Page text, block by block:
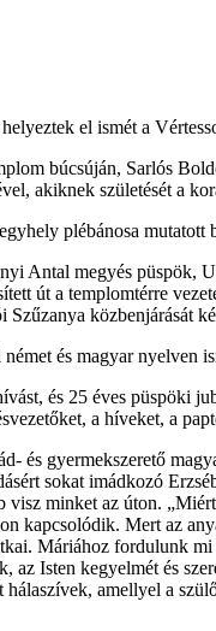
el ismét a
búcsúján, Sarlós
akiknek születését a
plébánosa mutatott
Antal megyés püspök,
út a templomtérre
Szűzanya közbenjárását
és magyar nyelven
és 25 éves püspöki
a híveket, a
és gyermekszerető
sokat imádkozó
visz minket az úton.
kapcsolódik. Mert az
Máriához fordulunk
Isten kegyelmét és
amellyel a